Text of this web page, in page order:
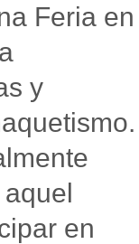
Feria en
y
aquel
en